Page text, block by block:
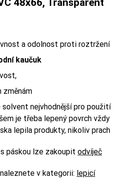
a odolnost proti roztržení
kaučuk
nejvhodnější pro použití
je třeba lepený povrch vždy
lepila produkty, nikoliv prach
páskou lze zakoupit odvíječ
v kategorii: lepicí